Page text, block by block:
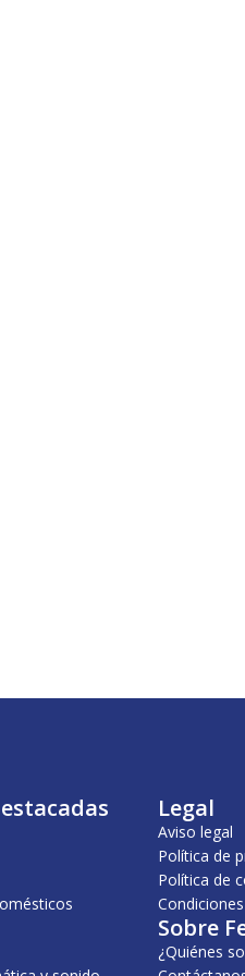
Legal
Aviso legal
Política de
Política de
Sobre
¿Quiénes